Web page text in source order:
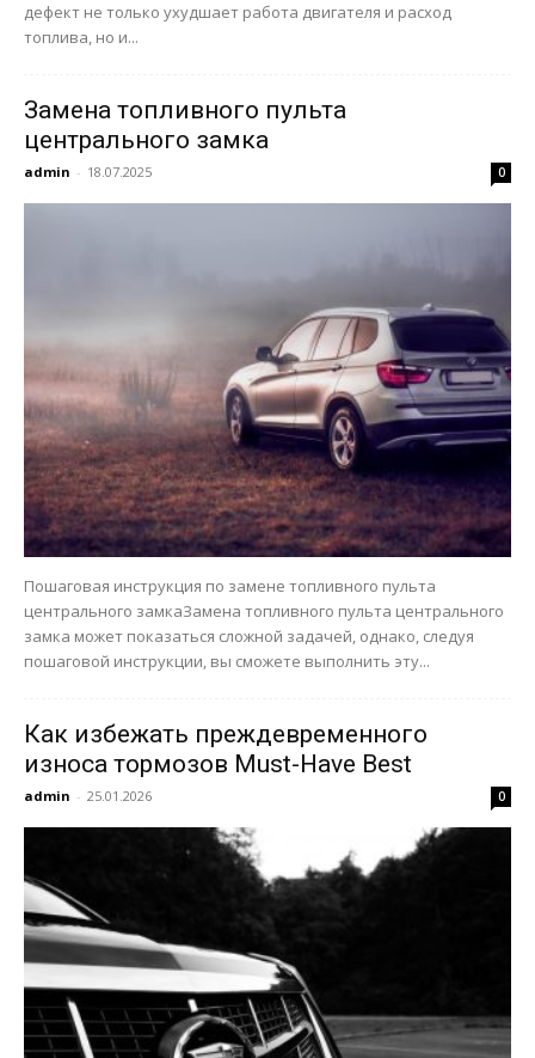
дефект не только ухудшает работа двигателя и расход
топлива, но и...
Замена топливного пульта
центрального замка
admin - 18.07.2025 0
Пошаговая инструкция по замене топливного пульта
центрального замкаЗамена топливного пульта центрального
замка может показаться сложной задачей, однако, следуя
пошаговой инструкции, вы сможете выполнить эту...
Как избежать преждевременного
износа тормозов Must-Have Best
admin - 25.01.2026 0